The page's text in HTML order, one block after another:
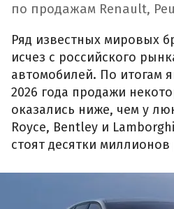
по продажам Renault,
Ряд известных мировых
исчез с российского
автомобилей. По итогам
2026 года продажи
оказались ниже, чем у
Royce, Bentley и
стоят десятки миллионов